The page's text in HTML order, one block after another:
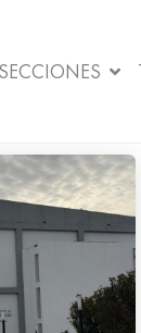
SECCIONES